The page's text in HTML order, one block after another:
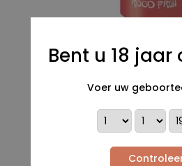
Bent u 18 jaar
Voer uw
Fristi blik 24X0.25L Excl.